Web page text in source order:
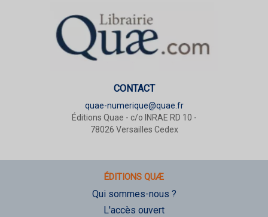
CONTACT
quae-numerique@quae.fr
Éditions Quae - c/o INRAE RD 10 -
78026 Versailles Cedex
ÉDITIONS QUÆ
Qui sommes-nous ?
L'accès ouvert